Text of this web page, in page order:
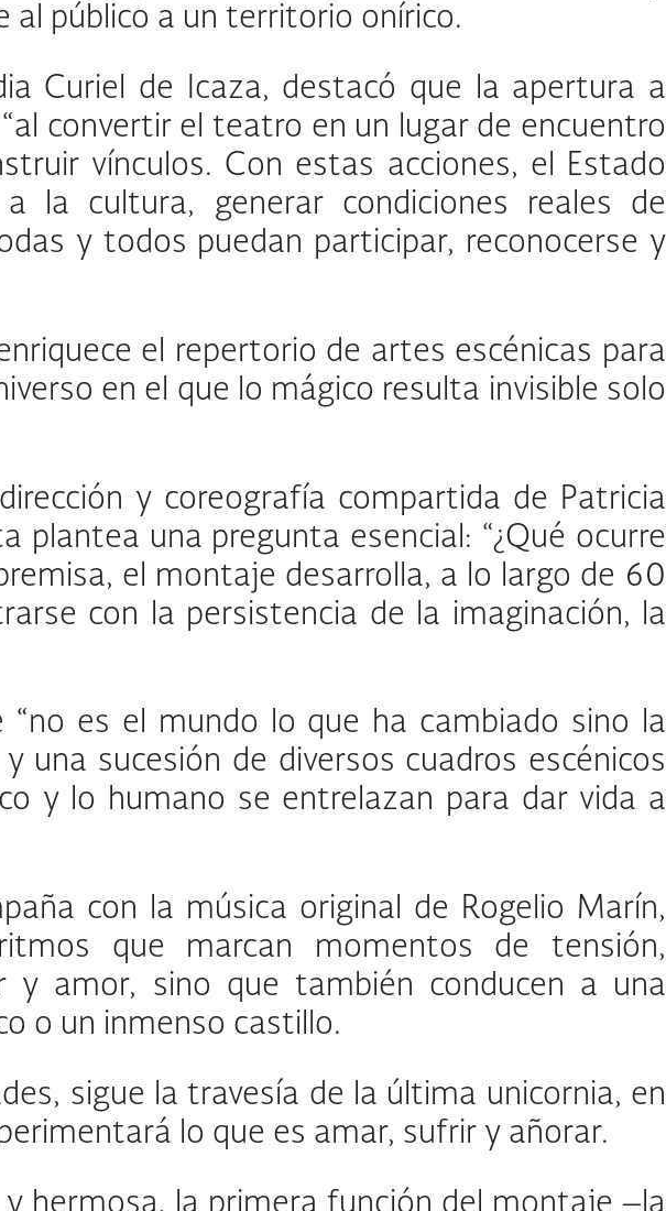
al público a un territorio onírico.
Curiel de Icaza, destacó que la apertura a
convertir el teatro en un lugar de encuentro
vínculos. Con estas acciones, el Estado
la cultura, generar condiciones reales de
y todos puedan participar, reconocerse y
el repertorio de artes escénicas para
en el que lo mágico resulta invisible solo
y coreografía compartida de Patricia
plantea una pregunta esencial: “¿Qué ocurre
el montaje desarrolla, a lo largo de 60
con la persistencia de la imaginación, la
es el mundo lo que ha cambiado sino la
una sucesión de diversos cuadros escénicos
y lo humano se entrelazan para dar vida a
con la música original de Rogelio Marín,
que marcan momentos de tensión,
y amor, sino que también conducen a una
o un inmenso castillo.
sigue la travesía de la última unicornia, en
lo que es amar, sufrir y añorar.